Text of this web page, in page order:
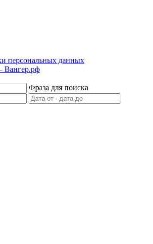
персональных данных
Вангер.рф
Фраза для поиска